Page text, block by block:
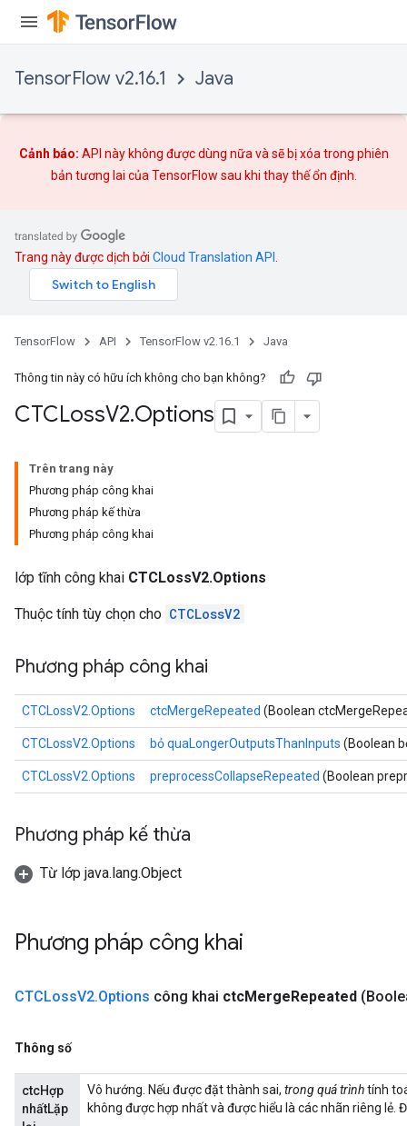
TensorFlow v2.16.1 Java
Cảnh báo: API này không được dùng nữa và sẽ bị xóa trong phiên
bản tương lai của TensorFlow sau khi thay thếổn định.
Trang này được dịch bởi Cloud Translation API
TensorFlow API TensorFlow v2.16.1 Java
Thông tin này có hữu ích không cho bạn không?
CTCLossV2.Options
Trên trang này
Phương pháp công khai
Phương pháp kế thừa
Phương pháp công khai
lớp tĩnh công khai CTCLossV2.Options
Thuộc tính tùy chọn cho CTCLossV2
Phương pháp công khai
CTCLossV2.Options ctcMergeRepeated (Boolean
CTCLossV2.Options bỏ quaLongerOutputsThanInputs (Boolean
CTCLossV2.Options preprocessCollapseRepeated (Boolean
Phương pháp kế thừa
Từ lớp java.lang.Object
Phương pháp công khai
CTCLossV2.Options công khai ctcMergeRepeated
Thông số
ctcHợp
nhấtLặp
Vô hướng. Nếu được đặt thành sai, trong quá trìnhtính
không được hợp nhất và được hiểu là các nhãn riêng lẻ.